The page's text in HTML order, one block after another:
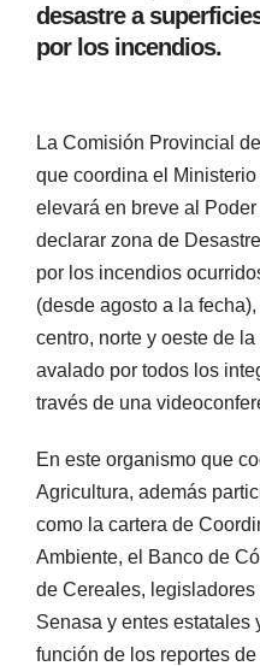
desastre a
por los incendios.
La Comisión Provincial
que coordina el
elevará en breve al
declarar zona de
por los incendios
(desde agosto a la
centro, norte y oeste de
avalado por todos los
través de una
En este organismo que
Agricultura, además
como la cartera de
Ambiente, el Banco de
de Cereales, legisladores
Senasa y entes estatales
función de los reportes